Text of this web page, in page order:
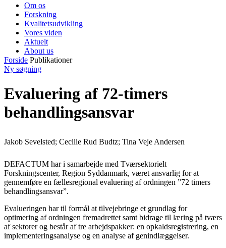
Om os
Forskning
Kvalitetsudvikling
Vores viden
Aktuelt
About us
Forside Publikationer
Ny søgning
Evaluering af 72-timers
behandlingsansvar
Jakob Sevelsted; Cecilie Rud Budtz; Tina Veje Andersen
DEFACTUM har i samarbejde med Tværsektorielt
Forskningscenter, Region Syddanmark, været ansvarlig for at
gennemføre en fællesregional evaluering af ordningen ”72 timers
behandlingsansvar”.
Evalueringen har til formål at tilvejebringe et grundlag for
optimering af ordningen fremadrettet samt bidrage til læring på tværs
af sektorer og består af tre arbejdspakker: en opkaldsregistrering, en
implementeringsanalyse og en analyse af genindlæggelser.